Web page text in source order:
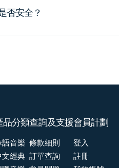
否安全？
品分類
語音樂
文經典
查詢及支援
條款細則
訂單查詢
會員計劃
登入
註冊